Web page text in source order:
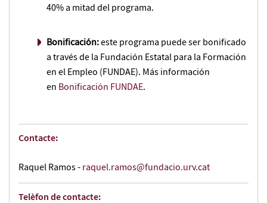
40% a mitad del programa.
Bonificación:este programa puede ser bonificado
a través de la Fundación Estatal para la Formación
en el Empleo (FUNDAE). Más información
en Bonificación FUNDAE.
Contacte:
Raquel Ramos -raquel.ramos@fundacio.urv.cat
Telèfon de contacte: